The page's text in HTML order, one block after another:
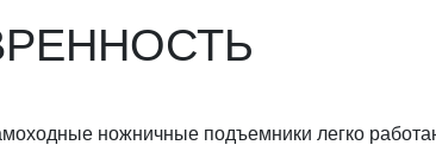
ножничные подъемники легко